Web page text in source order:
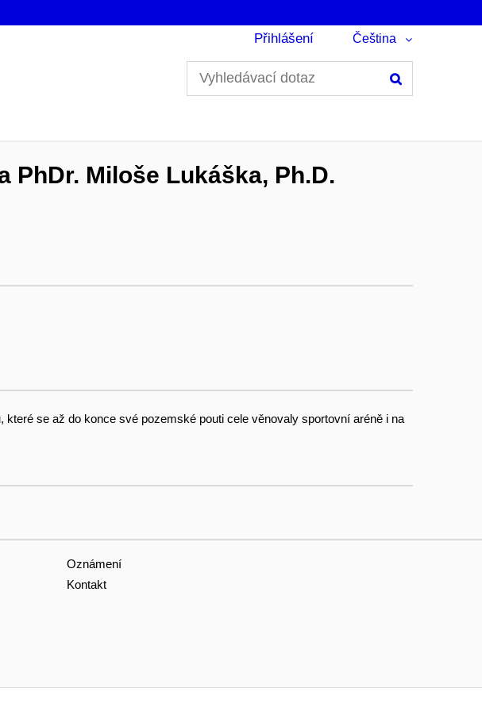
Přihlášení Čeština
PhDr. Miloše Lukáška, Ph.D.
se až do konce své pozemské pouti cele věnovaly sportovní aréně i na
Oznámení
Kontakt